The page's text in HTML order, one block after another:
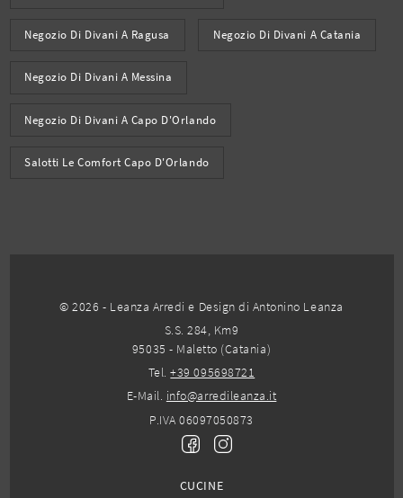
Negozio Di Divani A Ragusa Negozio Di Divani A Catania
Negozio Di Divani A Messina
Negozio Di Divani A Capo D'Orlando
Salotti Le Comfort Capo D'Orlando
© 2026 - Leanza Arredi e Design di Antonino Leanza
S.S. 284, Km9
95035 - Maletto (Catania)
Tel.+39 095698721
E-Mail. info@arredileanza.it
P.IVA 06097050873
CUCINE